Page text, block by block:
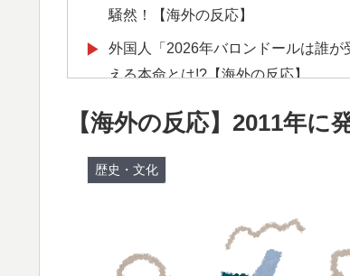
騒然！【海外の反応】
▶
外国人「2026年バロンドールは誰
える本命とは!?【海外の反応】
▶ 欧州「日本だけ反則だろ…」 世界の
▶ 韓国人「U17日本代表、決勝で中国
で落ちたのに・・・もう越えられ
はもうどんなに精神勝利したところ
海外「うちは同じ日に二人とも不
【海外の反応】2011年
歴史・文化